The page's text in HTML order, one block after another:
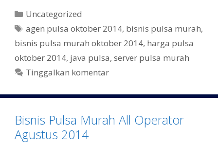
e
b
o
o
k
itt
er
K
a
e
g
o
i
Uncategorized
T
a
agen pulsa oktober 2014, bisnis pulsa murah,
bisnis pulsa murah oktober 2014, harga pulsa
oktober 2014, java pulsa, server pulsa murah
Tinggalkan komentar
Bisnis Pulsa Murah All Operator
Agustus 2014